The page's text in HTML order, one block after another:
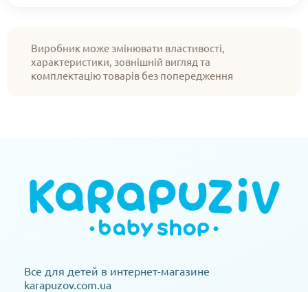
Виробник може змінювати властивості,
характеристики, зовнішній вигляд та
комплектацію товарів без попередження
Все для детей в интернет-магазине
karapuzov.com.ua